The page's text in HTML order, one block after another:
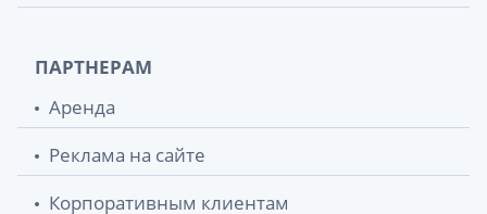
ПАРТНЕРАМ
Аренда
Реклама на сайте
Корпоративным клиентам